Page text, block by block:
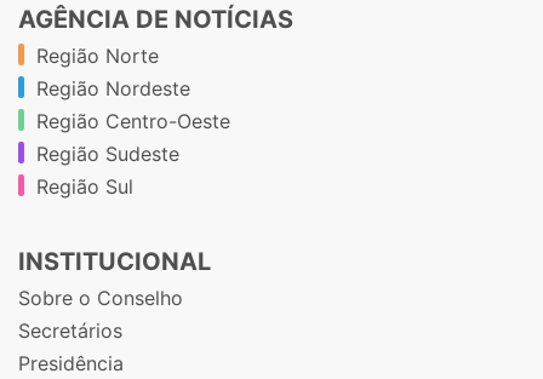
AGÊNCIA DE NOTÍCIAS
Região Norte
Região Nordeste
Região Centro-Oeste
Região Sudeste
Região Sul
INSTITUCIONAL
Sobre o Conselho
Secretários
Presidência